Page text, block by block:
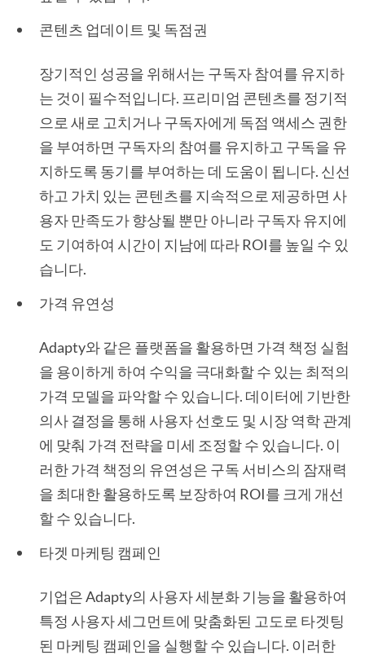
콘텐츠 업데이트 및 독점권
장기적인 성공을 위해서는 구독자 참여를 유지하
는 것이 필수적입니다. 프리미엄 콘텐츠를 정기적
으로 새로 고치거나 구독자에게 독점 액세스 권한
을 부여하면 구독자의 참여를 유지하고 구독을 유
지하도록 동기를 부여하는 데 도움이 됩니다. 신선
하고 가치 있는 콘텐츠를 지속적으로 제공하면 사
용자 만족도가 향상될 뿐만 아니라 구독자 유지에
도 기여하여 시간이 지남에 따라 ROI를 높일 수 있
습니다.
가격 유연성
Adapty와 같은 플랫폼을 활용하면 가격 책정 실험
을 용이하게 하여 수익을 극대화할 수 있는 최적의
가격 모델을 파악할 수 있습니다. 데이터에 기반한
의사 결정을 통해 사용자 선호도 및 시장 역학 관계
에 맞춰 가격 전략을 미세 조정할 수 있습니다. 이
러한 가격 책정의 유연성은 구독 서비스의 잠재력
을 최대한 활용하도록 보장하여 ROI를 크게 개선
할 수 있습니다.
타겟 마케팅 캠페인
기업은 Adapty의 사용자 세분화 기능을 활용하여
특정 사용자 세그먼트에 맞춤화된 고도로 타겟팅
된 마케팅 캠페인을 실행할 수 있습니다. 이러한